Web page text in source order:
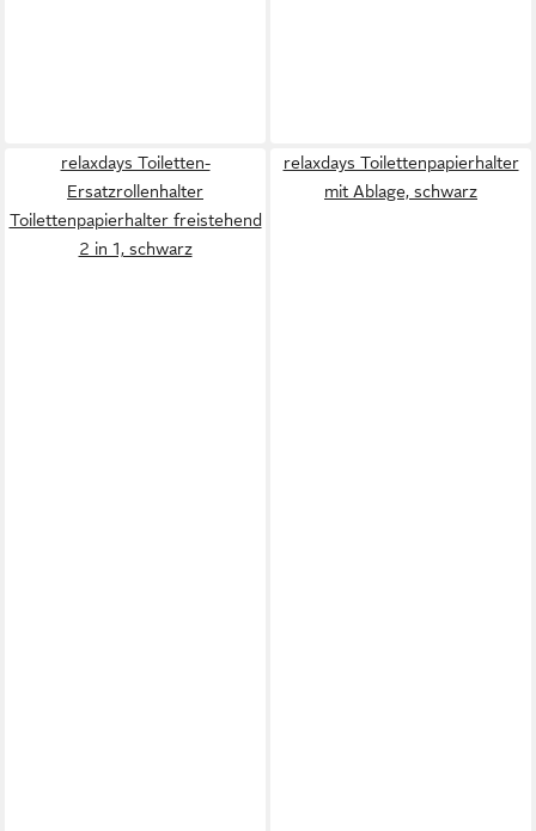
relaxdays Toiletten-
Ersatzrollenhalter
Toilettenpapierhalter freistehend
2 in 1, schwarz
relaxdays Toilettenpapierhalter
mit Ablage, schwarz